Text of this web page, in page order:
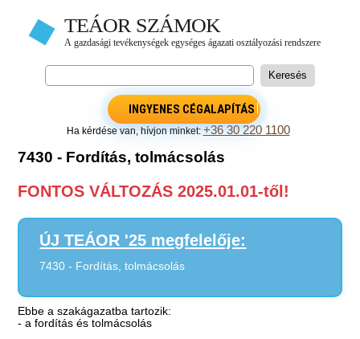
INGYENES CÉGALAPÍTÁS
Ha kérdése van, hívjon minket:+36 30 220 1100
7430 - Fordítás, tolmácsolás
FONTOS VÁLTOZÁS 2025.01.01-től!
ÚJ TEÁOR '25 megfelelője:
7430 - Fordítás, tolmácsolás
Ebbe a szakágazatba tartozik:
- a fordítás és tolmácsolás